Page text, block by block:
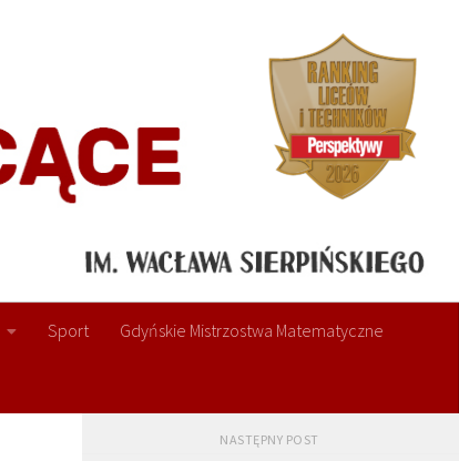
Sport Gdyńskie Mistrzostwa Matematyczne
NASTĘPNY POST